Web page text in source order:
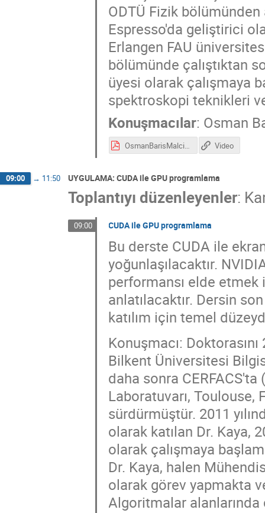
ODTÜ Fizik bölümünden
Espresso'da geliştirici
Erlangen FAU
bölümünde çalıştıktan
üyesi olarak çalışmaya
spektroskopi teknikleri
Konuşmacılar: Osman
OsmanBarisMalcioglu_EuroCC.pdf Video
09:00 → 11:50 UYGULAMA: CUDA ile GPU programlama
Toplantıyı düzenleyenler:
09:00 CUDA ile GPU programlama
Bu derste CUDA ile
yoğunlaşılacaktır.
performansı elde
anlatılacaktır. Dersin
katılım için temel
Konuşmacı:
Bilkent Üniversitesi
daha sonra
Laboratuvarı, Toulouse,
sürdürmüştür. 2011
olarak katılan Dr. Kaya,
olarak çalışmaya
Dr. Kaya, halen
olarak görev yapmakta
Algoritmalar alanlarında